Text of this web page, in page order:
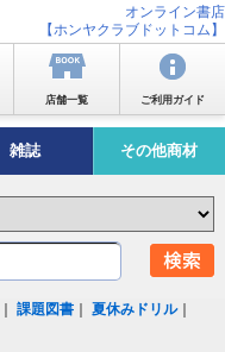
オンライン書店
【ホンヤクラブドットコム】
店舗一覧 ご利用ガイド
雑誌 その他商材
｜課題図書 ｜夏休みドリル｜